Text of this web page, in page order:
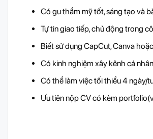
Có gu thẩm mỹ tốt, sáng tạo và
Tự tin giao tiếp, chủ động trong
Biết sử dụng CapCut, Canva
Có kinh nghiệm xây kênh cá
Có thể làm việc tối thiểu 4 ngày/
Ưu tiên nộp CV có kèm